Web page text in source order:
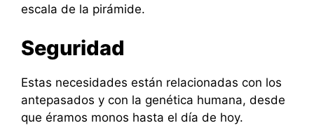
escala de la pirámide.
Seguridad
Estas necesidades están relacionadas con los
antepasados y con la genética humana, desde
que éramos monos hasta el día de hoy.